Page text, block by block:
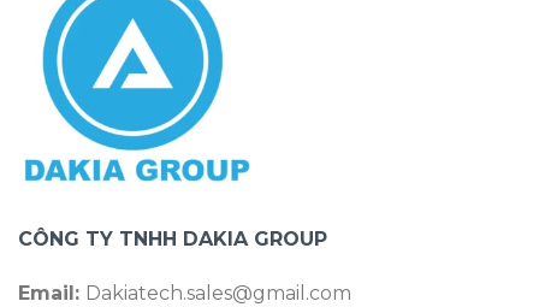
CÔNG TY TNHH DAKIA GROUP
Email: Dakiatech.sales@gmail.com